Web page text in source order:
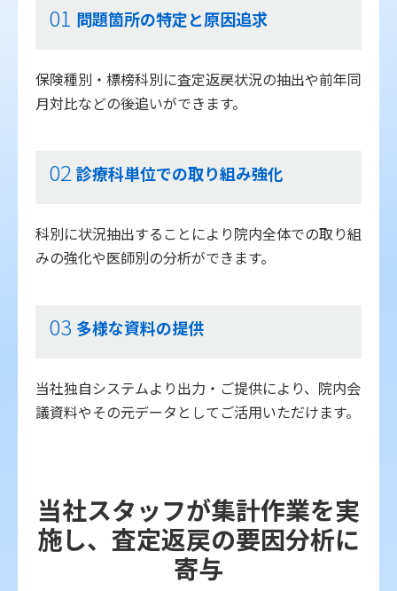
01 問題箇所の特定と原因追求
保険種別・標榜科別に査定返戻状況の抽出や前年同
月対比などの後追いができます。
02 診療科単位での取り組み強化
科別に状況抽出することにより院内全体での取り組
みの強化や医師別の分析ができます。
03 多様な資料の提供
当社独自システムより出力・ご提供により、院内会
議資料やその元データとしてご活用いただけます。
当社スタッフが集計作業を実
施し、査定返戻の要因分析に
寄与